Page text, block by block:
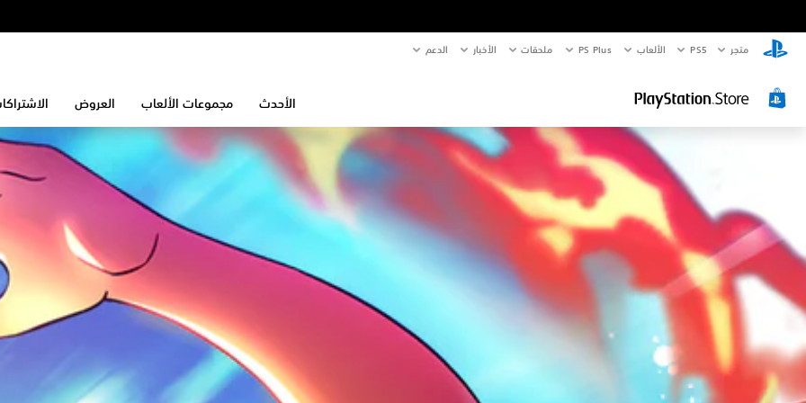
متجر PS5‏ الألعاب PS Plus ملحقات الأخبار الدعم
الأحدث مجموعات الألعاب العروض